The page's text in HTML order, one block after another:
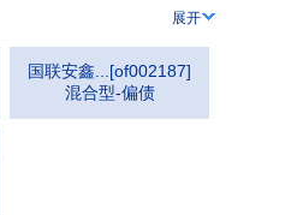
展开
国联安鑫... [of002187]
混合型-偏债